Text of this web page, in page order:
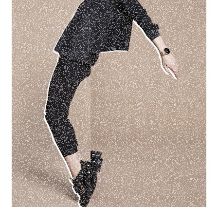
Campagne de lancement "Shammane
Smartwatch"